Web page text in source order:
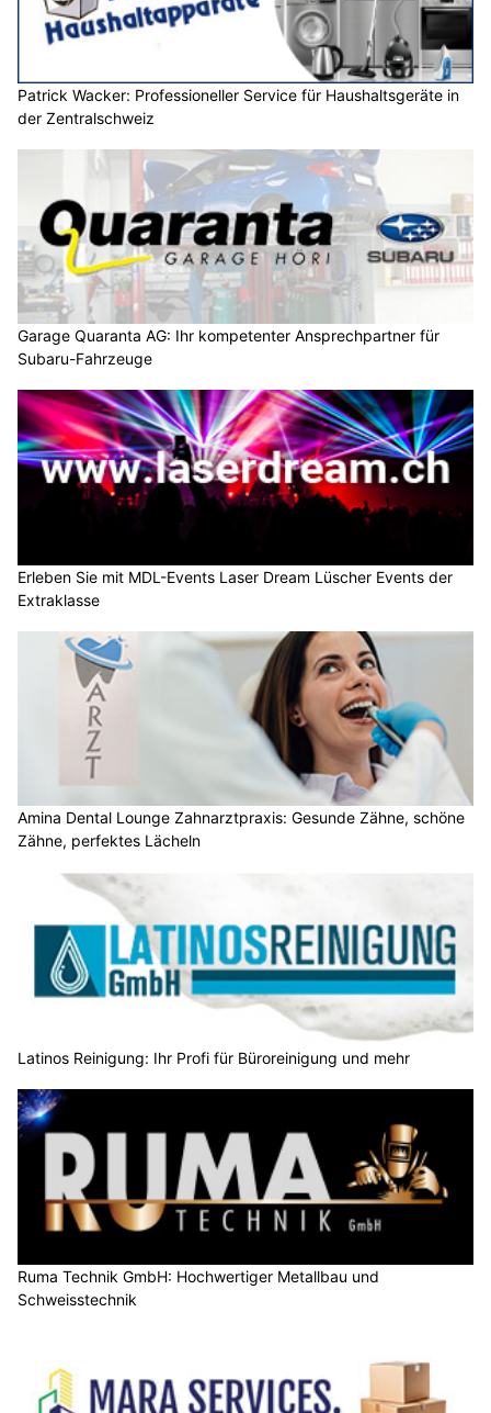
Patrick Wacker: Professioneller Service für Haushaltsgeräte in
der Zentralschweiz
Garage Quaranta AG: Ihr kompetenter Ansprechpartner für
Subaru-Fahrzeuge
Erleben Sie mit MDL-Events Laser Dream Lüscher Events der
Extraklasse
Amina Dental Lounge Zahnarztpraxis: Gesunde Zähne, schöne
Zähne, perfektes Lächeln
Latinos Reinigung: Ihr Profi für Büroreinigung und mehr
Ruma Technik GmbH: Hochwertiger Metallbau und
Schweisstechnik